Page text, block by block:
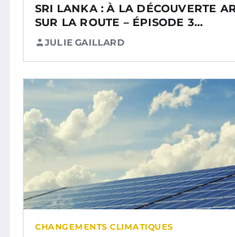
SRI LANKA : À LA DÉCOUVERTE
SUR LA ROUTE – ÉPISODE 3…
JULIE GAILLARD
CHANGEMENTS CLIMATIQUES